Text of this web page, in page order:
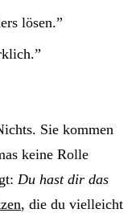
lösen.”
Sie kommen
keine Rolle
Du hast dir das
, die du vielleicht